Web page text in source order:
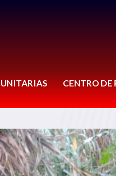
CENTRO DE